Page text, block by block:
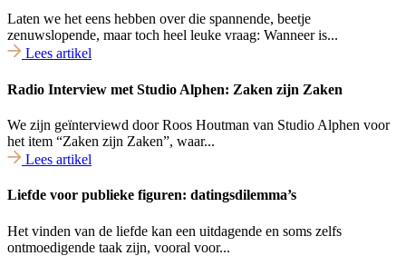
Laten we het eens hebben over die spannende, beetje
zenuwslopende, maar toch heel leuke vraag: Wanneer is...
Lees artikel
Radio Interview met Studio Alphen: Zaken zijn Zaken
We zijn geïnterviewd door Roos Houtman van Studio Alphen voor
het item “Zaken zijn Zaken”, waar...
Lees artikel
Liefde voor publieke figuren: datingsdilemma’s
Het vinden van de liefde kan een uitdagende en soms zelfs
ontmoedigende taak zijn, vooral voor...